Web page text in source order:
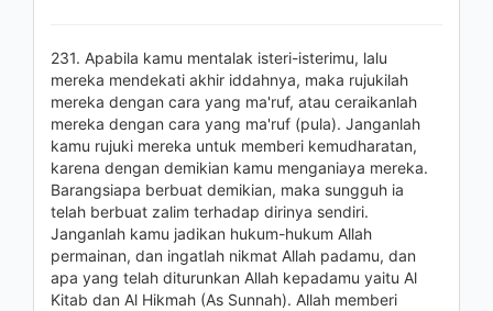
231. Apabila kamu mentalak isteri-isterimu, lalu
mereka mendekati akhir iddahnya, maka rujukilah
mereka dengan cara yang ma'ruf, atau ceraikanlah
mereka dengan cara yang ma'ruf (pula). Janganlah
kamu rujuki mereka untuk memberi kemudharatan,
karena dengan demikian kamu menganiaya mereka.
Barangsiapa berbuat demikian, maka sungguh ia
telah berbuat zalim terhadap dirinya sendiri.
Janganlah kamu jadikan hukum-hukum Allah
permainan, dan ingatlah nikmat Allah padamu, dan
apa yang telah diturunkan Allah kepadamu yaitu Al
Kitab dan Al Hikmah (As Sunnah). Allah memberi